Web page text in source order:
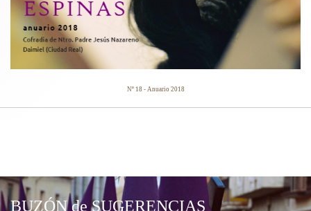
Nº 18 - Anuario 2018
BUZÓN de SUGERENCIAS